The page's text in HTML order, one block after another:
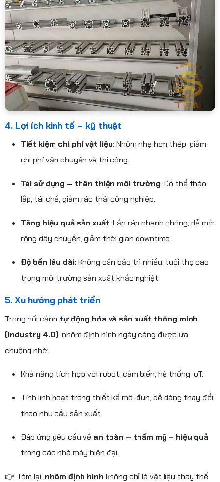
4. Lợi ích kinh tế – kỹ thuật
Tiết kiệm chi phí vật liệu: Nhôm nhẹ hơn thép, giảm
chi phí vận chuyển và thi công.
Tái sử dụng – thân thiện môi trường: Có thể tháo
lắp, tái chế, giảm rác thải công nghiệp.
Tăng hiệu quả sản xuất: Lắp ráp nhanh chóng, dễ mở
rộng dây chuyền, giảm thời gian downtime.
Độ bền lâu dài: Không cần bảo trì nhiều, tuổi thọ cao
trong môi trường sản xuất khắc nghiệt.
5. Xu hướng phát triển
Trong bối cảnh tự động hóa và sản xuất thông minh
(Industry 4.0), nhôm định hình ngày càng được ưa
chuộng nhờ:
Khả năng tích hợp với robot, cảm biến, hệ thống IoT.
Tính linh hoạt trong thiết kế mô-đun, dễ dàng thay đổi
theo nhu cầu sản xuất.
Đáp ứng yêu cầu về an toàn – thẩm mỹ – hiệu quả
trong các nhà máy hiện đại.
👉 Tóm lại, nhôm định hình không chỉ là vật liệu thay thế